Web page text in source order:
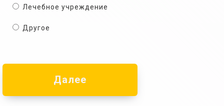
Лечебное учреждение
Другое
Далее